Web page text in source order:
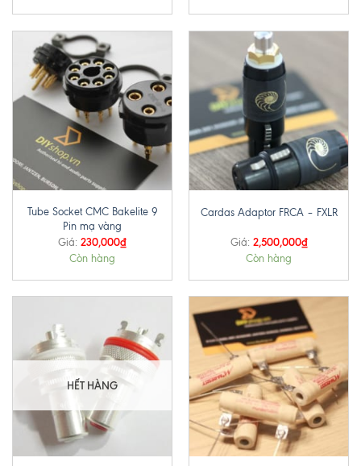
Tube Socket CMC Bakelite 9
Pin mạ vàng
Giá: 230,000₫
Còn hàng
Cardas Adaptor FRCA – FXLR
Giá: 2,500,000₫
Còn hàng
HẾT HÀNG